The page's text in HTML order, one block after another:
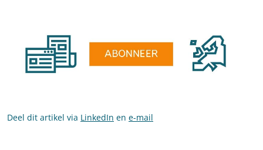
Deel dit artikel via LinkedIn en e-mail